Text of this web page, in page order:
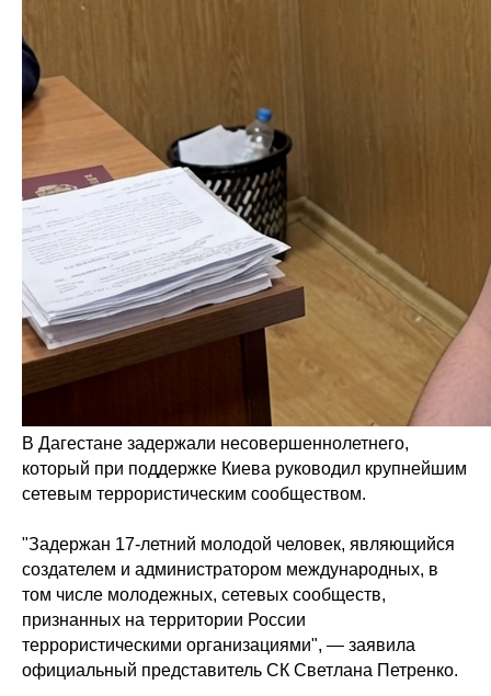
В Дагестане задержали несовершеннолетнего,
который при поддержке Киева руководил крупнейшим
сетевым террористическим сообществом.
"Задержан 17-летний молодой человек, являющийся
создателем и администратором международных, в
том числе молодежных, сетевых сообществ,
признанных на территории России
террористическими организациями", — заявила
официальный представитель СК Светлана Петренко.